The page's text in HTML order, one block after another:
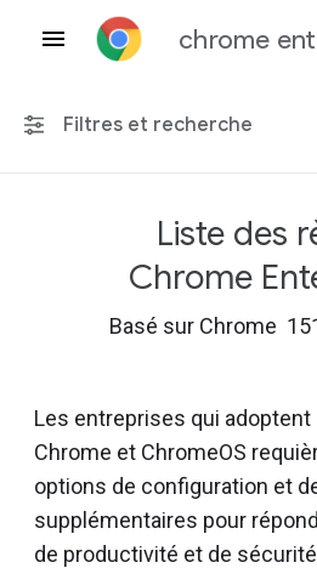
chrome
Filtres et recherche
Toute plate-forme
Chrome 151
Inclure les règles obsolètes
Liste des
Chrome
Basé sur Chrome
Les entreprises qui adoptent
Chrome et ChromeOS
options de configuration et
supplémentaires pour
de productivité et de